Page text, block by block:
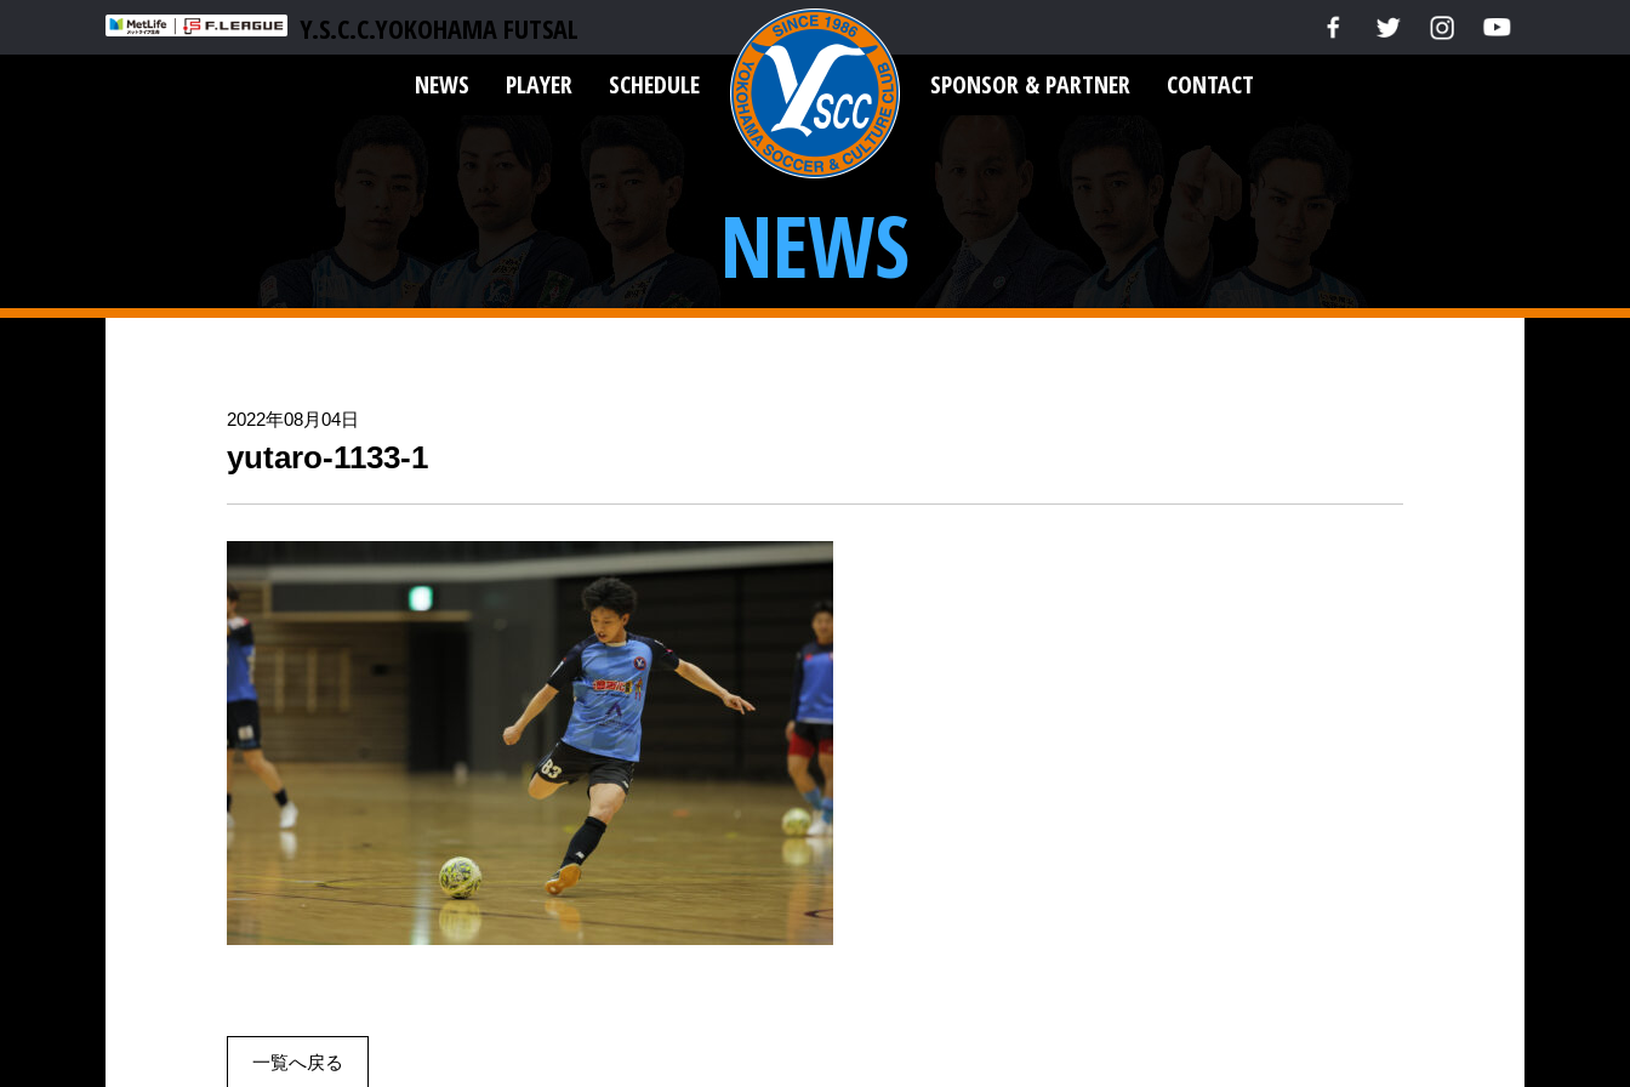
Y.S.C.C.YOKOHAMA FUTSAL
NEWS PLAYER SCHEDULE SPONSOR & PARTNER CONTACT
NEWS
2022年08月04日
yutaro-1133-1
一覧へ戻る